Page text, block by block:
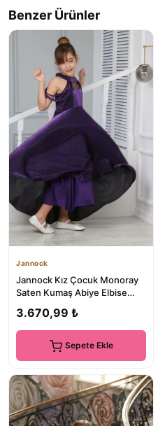
Benzer Ürünler
Jannock
Jannock Kız Çocuk Monoray
Saten Kumaş Abiye Elbise
3.670,99 ₺
Sepete Ekle